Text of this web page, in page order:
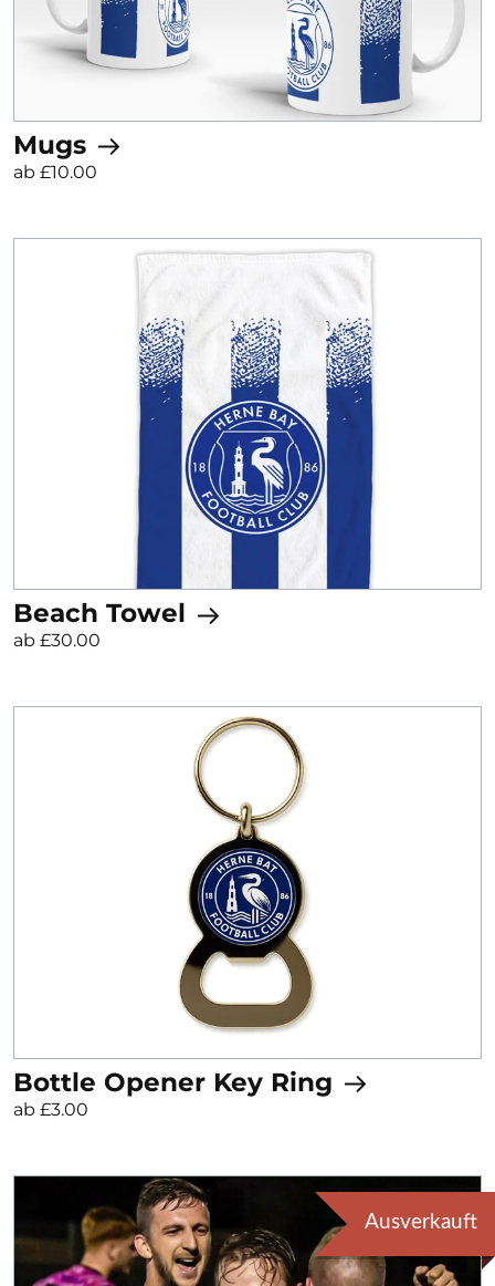
Mugs
ab £10.00
Beach Towel
ab £30.00
Bottle Opener Key Ring
ab £3.00
Ausverkauft